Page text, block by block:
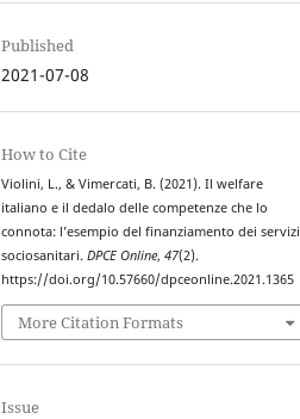
Published
2021-07-08
How to Cite
Violini, L., & Vimercati, B. (2021). Il welfare
italiano e il dedalo delle competenze che lo
connota: l’esempio del finanziamento dei servizi
sociosanitari.DPCE Online,47(2).
https://doi.org/10.57660/dpceonline.2021.1365
More Citation Formats
Issue